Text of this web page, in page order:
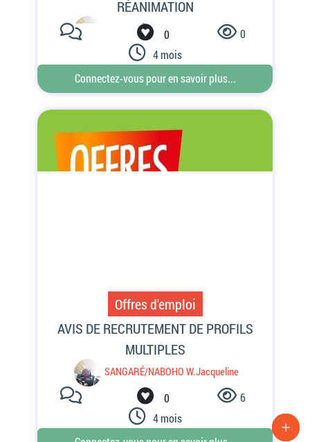
0
0
4 mois
Connectez-vous pour en savoir plus...
Offres d'emploi
0
6
4 mois